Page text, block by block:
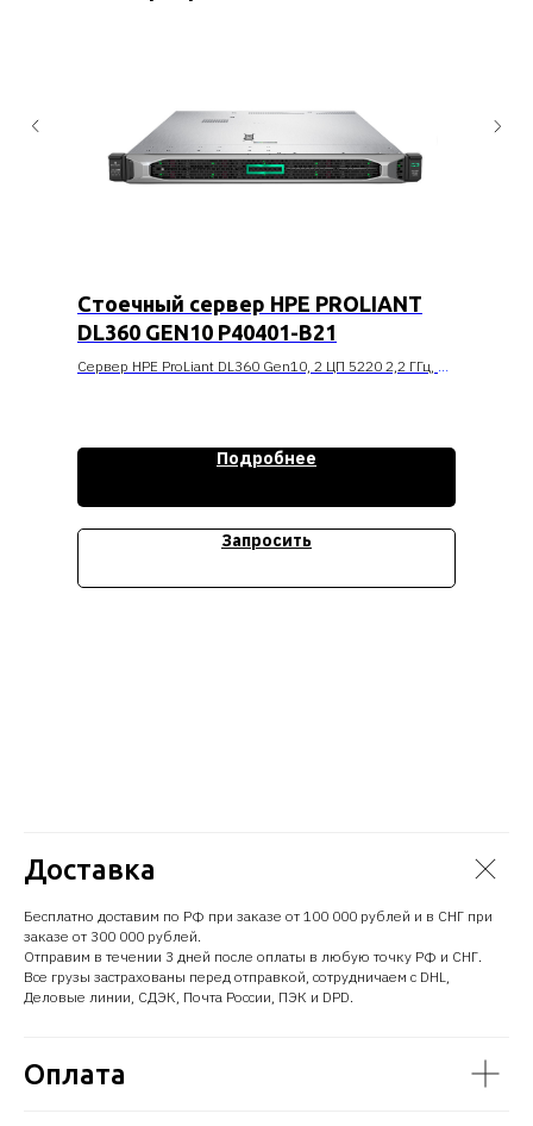
Стоечный сервер HPE PROLIANT
DL360 GEN10 P40401-B21
Сервер HPE ProLiant DL360 Gen10, 2 ЦП 5220 2,2 ГГц, 18
Стоимость уточняйтеПодробнее
Запросить
Доставка
Бесплатно доставим по РФ при заказе от 100 000 рублей и в СНГ при
заказе от 300 000 рублей.
Отправим в течении 3 дней после оплаты в любую точку РФ и СНГ.
Все грузы застрахованы перед отправкой, сотрудничаем с DHL,
Деловые линии, СДЭК, Почта России, ПЭК и DPD.
Оплата